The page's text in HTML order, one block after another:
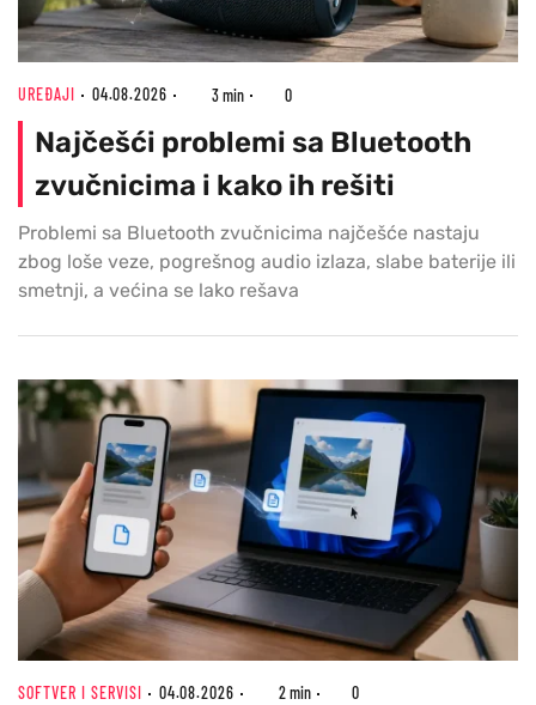
UREĐAJI 04.08.2026 3 min 0
Najčešći problemi sa Bluetooth
zvučnicima i kako ih rešiti
Problemi sa Bluetooth zvučnicima najčešće nastaju
zbog loše veze, pogrešnog audio izlaza, slabe baterije ili
smetnji, a većina se lako rešava
SOFTVER I SERVISI 04.08.2026 2 min 0